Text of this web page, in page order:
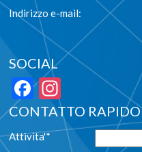
Indirizzo e-mail:
SOCIAL
Facebook
Instagram
CONTATTO RAPIDO
Attivita'*